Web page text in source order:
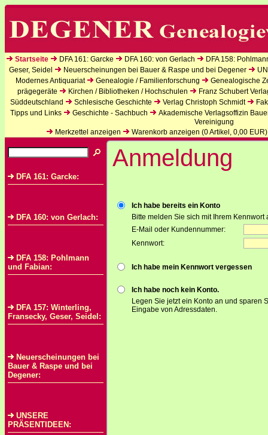
Startseite DFA 161: Garcke DFA 160: von Gerlach
DFA 158:
Geser, Seidel
Neuerscheinungen bei Bauer & Raspe und bei Degener
Modernes Antiquariat
Genealogie / Familienforschung
Genealogische
prägegeräte
Kirchen / Bibliotheken / Hochschulen
Franz Schubert
Süddeutschland
Schlesische Geschichte Verlag Christoph Schmidt
Tipps und Links
Geschichte - Sachbuch
Akademische Verlagsoffizin
Vereinigung
Merkzettel anzeigen
Warenkorb anzeigen (0Artikel, 0,00 EUR)
DFA 161: Garcke:
DFA 160: von Gerlach:
DFA 158: Pohlmann
und Fabian:
DFA 157: Winterling,
Fransecky, Geser, Seidel:
Neuerscheinungen bei
Bauer & Raspe und bei
Degener:
UNSERE
PRÄSENTIDEEN:
Anmeldung
Ich habe bereits ein Konto
Bitte melden Sie sich mit Ihrem Kennwort
E-Mail oder Kundennummer:
Kennwort:
Ich habe mein Kennwort vergessen
Ich habe noch kein Konto.
Legen Sie jetzt ein Konto an und sparen
Eingabe von Adressdaten.